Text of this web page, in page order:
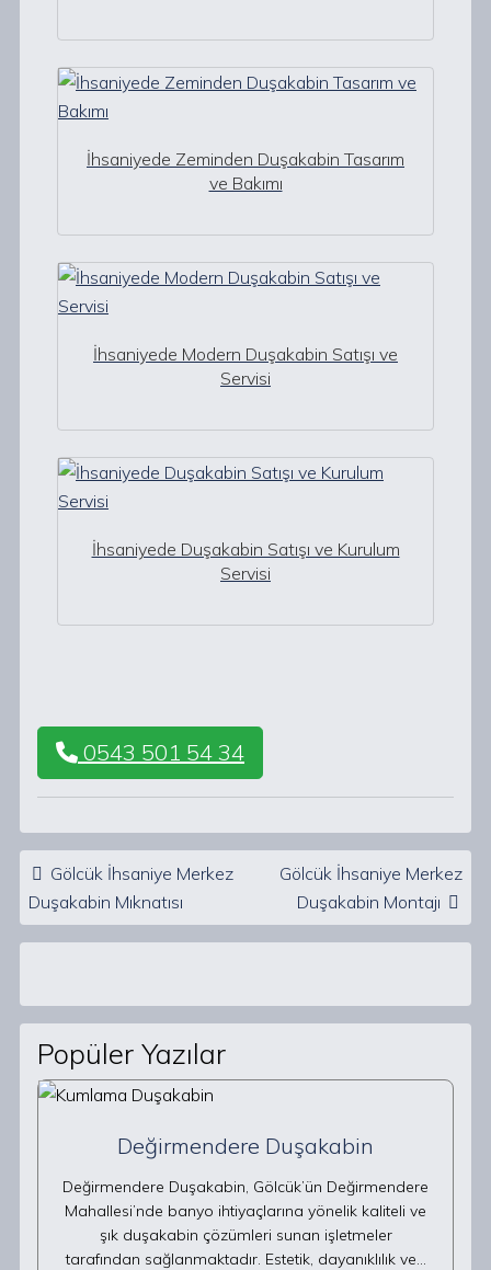
İhsaniyede Zeminden Duşakabin Tasarım
ve Bakımı
İhsaniyede Modern Duşakabin Satışı ve
Servisi
İhsaniyede Duşakabin Satışı ve Kurulum
Servisi
0543 501 54 34
Post navigation
Gölcük İhsaniye Merkez
Duşakabin Mıknatısı
Gölcük İhsaniye Merkez
Duşakabin Montajı
Popüler Yazılar
Değirmendere Duşakabin
Değirmendere Duşakabin, Gölcük’ün Değirmendere
Mahallesi’nde banyo ihtiyaçlarına yönelik kaliteli ve
şık duşakabin çözümleri sunan işletmeler
tarafından sağlanmaktadır. Estetik, dayanıklılık ve…